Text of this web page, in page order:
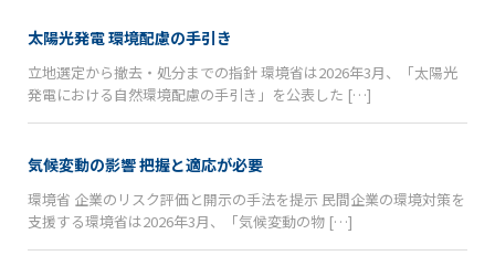
太陽光発電 環境配慮の手引き
立地選定から撤去・処分までの指針 環境省は2026年3月、「太陽光
発電における自然環境配慮の手引き」を公表した […]
気候変動の影響 把握と適応が必要
環境省 企業のリスク評価と開示の手法を提示 民間企業の環境対策を
支援する環境省は2026年3月、「気候変動の物 […]